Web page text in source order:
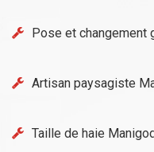
Pose et changement
Artisan paysagiste
Taille de haie